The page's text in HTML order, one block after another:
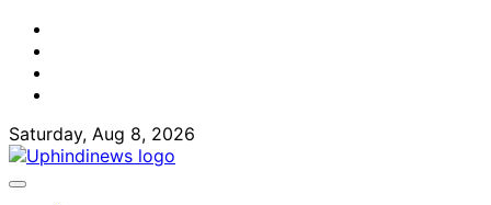
Skip
content
Saturday, Aug 8, 2026